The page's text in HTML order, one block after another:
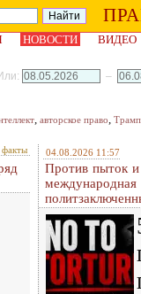
НОВОСТИ
ВИДЕО
–
, авторское право, Трамп
факты 04.08.2026 11:57
Против пыток и
международная